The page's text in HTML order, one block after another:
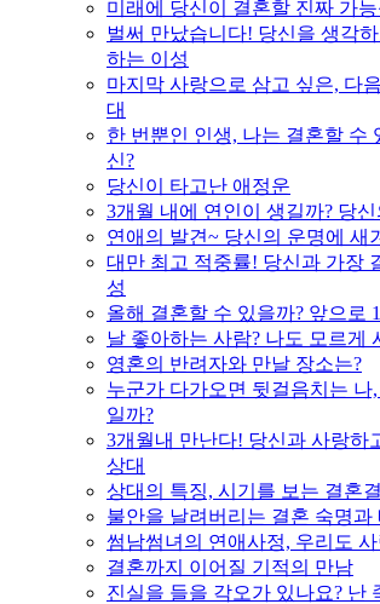
미래에 당신이 결혼할 진짜 가능
벌써 만났습니다! 당신을 생각
하는 이성
마지막 사랑으로 삼고 싶은, 다
대
한 번뿐인 인생, 나는 결혼할 수
신?
당신이 타고난 애정운
3개월 내에 연인이 생길까? 당
연애의 발견~ 당신의 운명에 새
대만 최고 적중률! 당신과 가장
성
올해 결혼할 수 있을까? 앞으로
날 좋아하는 사람? 나도 모르게
영혼의 반려자와 만날 장소는?
누군가 다가오면 뒷걸음치는 나
일까?
3개월내 만난다! 당신과 사랑하
상대
상대의 특징, 시기를 보는 결혼
불안을 날려버리는 결혼 숙명과
썸남썸녀의 연애사정, 우리도
결혼까지 이어질 기적의 만남
진실을 들을 각오가 있나요? 난